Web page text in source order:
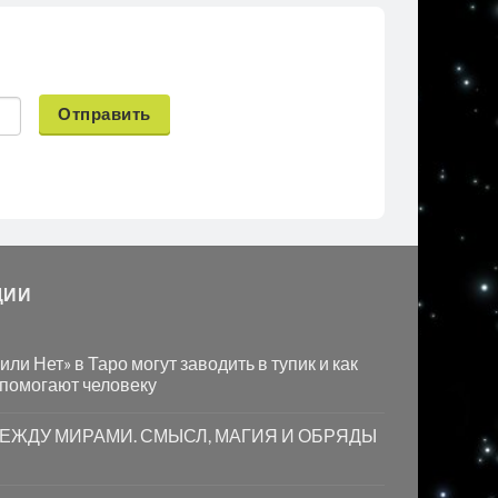
Отправить
Нет» в Таро могут заводить в тупик и как
человеку
МИРАМИ. СМЫСЛ, МАГИЯ И ОБРЯДЫ